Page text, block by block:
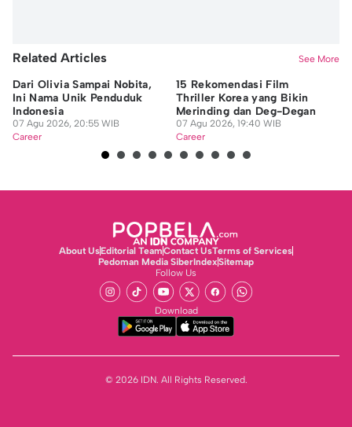
Related Articles See More
Dari Olivia Sampai Nobita,
Ini Nama Unik Penduduk
Indonesia
07 Agu 2026, 20:55 WIB
Career
15 Rekomendasi Film
Thriller Korea yang Bikin
Merinding dan Deg-Degan
07 Agu 2026, 19:40 WIB
Career
About UsEditorial TeamContact UsTerms of Services
Pedoman Media SiberIndexSitemap
Follow Us
Download
© 2026 IDN. All Rights Reserved.